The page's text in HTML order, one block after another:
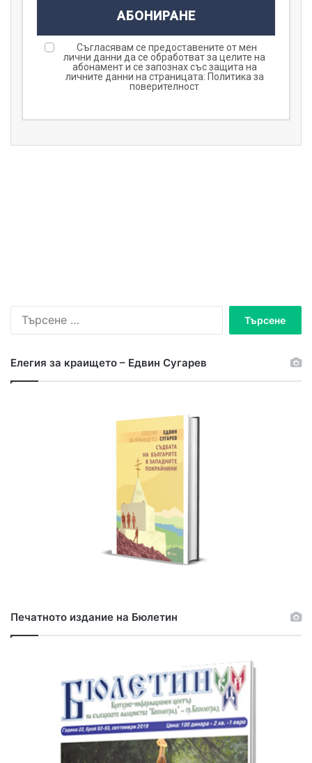
АБОНИРАНЕ
Съгласявам се предоставените от мен
лични данни да се обработват за целите на
абонамент и се запознах със защита на
личните данни на страницата: Политика за
поверителност
Елегия за краището – Едвин Сугарев
Печатното издание на Бюлетин